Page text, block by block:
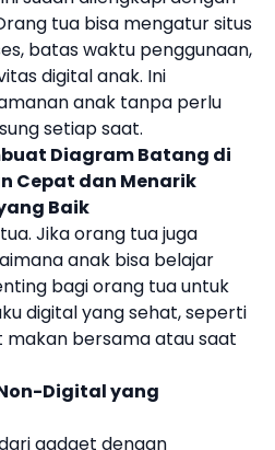
tua bisa mengatur situs
batas waktu penggunaan,
digital anak. Ini
anak tanpa perlu
setiap saat.
Diagram Batang di
Cepat dan Menarik
Baik
Jika orang tua juga
anak bisa belajar
bagi orang tua untuk
digital yang sehat, seperti
bersama atau saat
Digital yang
gadget dengan